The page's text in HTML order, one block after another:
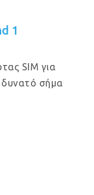
1
SIM για
δυνατό σήμα